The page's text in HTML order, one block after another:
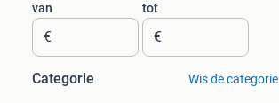
van
€
tot
€
Categorie Wis de categorie